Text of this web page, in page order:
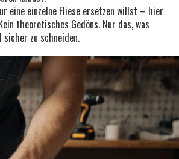
eine einzelne Fliese ersetzen willst – hier
theoretisches Gedöns. Nur das, was
zu schneiden.